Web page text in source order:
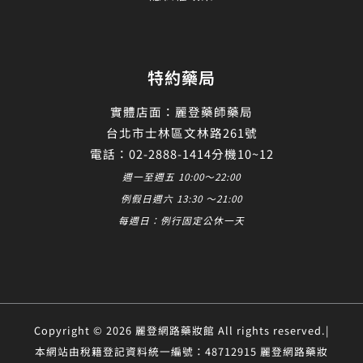
特約藥局
實體店面：麗登藥師藥局
台北市士林區文林路261號
電話：02-2888-1414分機10~12
週一至週五 10:00～22:00
例假日週六 13:30 ～21:00
每週日：例行固定公休一天
Copyright © 2026 麗登網路藥妝館 All rights reserved.|
本網站由稅籍登記資料統一編號：48712915 麗登網路藥妝